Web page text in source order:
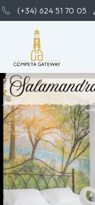
(+34) 624 51 70 05